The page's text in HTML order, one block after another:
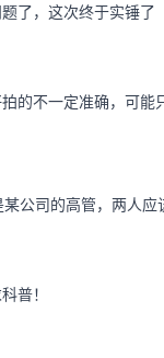
了，这次终于实锤了
的不一定准确，可能
公司的高管，两人
普！